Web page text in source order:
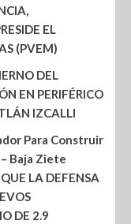
EL
(PVEM)
DEL
EN PERIFÉRICO
IZCALLI
Para Construir
Baja Ziete
LA DEFENSA
DE 2.9